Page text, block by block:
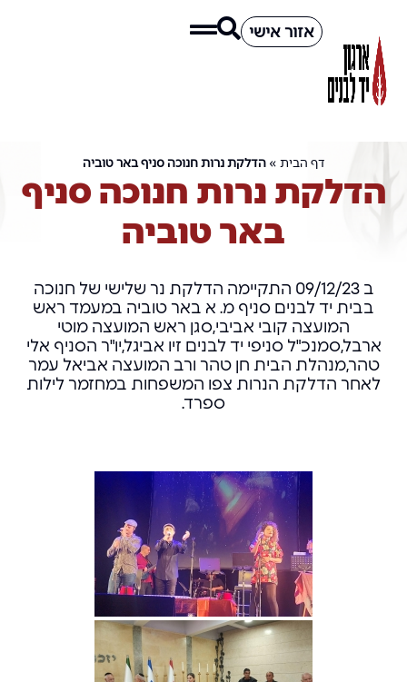
אזור אישי
דף הבית »הדלקת נרות חנוכה סניף באר טוביה
הדלקת נרות חנוכה סניף
באר טוביה
ב 09/12/23 התקיימה הדלקת נר שלישי של חנוכה
בבית יד לבנים סניף מ. א באר טוביה במעמד ראש
המועצה קובי אביבי,סגן ראש המועצה מוטי
ארבל,סמנכ"ל סניפי יד לבנים זיו אביגל,יו"ר הסניף אלי
טהר,מנהלת הבית חן טהר ורב המועצה אביאל עמר
לאחר הדלקת הנרות צפו המשפחות במחזמר לילות
ספרד.